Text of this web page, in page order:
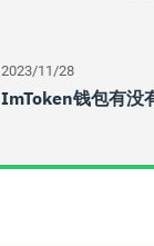
2023/11/28
ImToken钱包有没